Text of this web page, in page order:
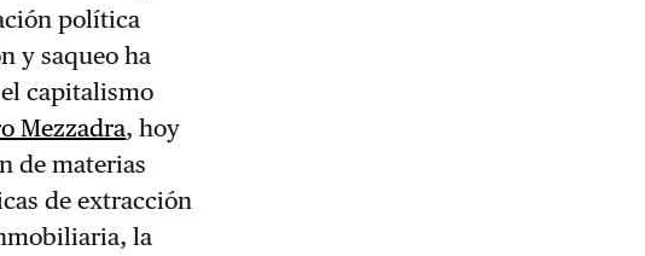
política
y saqueo ha
capitalismo
Mezzadra, hoy
de materias
de extracción
la